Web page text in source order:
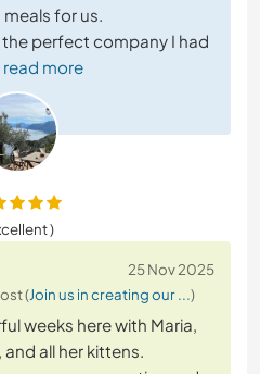
for us.
perfect company I had
read more
)
25 Nov 2025
(Join us in creating our ...)
weeks here with Maria,
all her kittens.